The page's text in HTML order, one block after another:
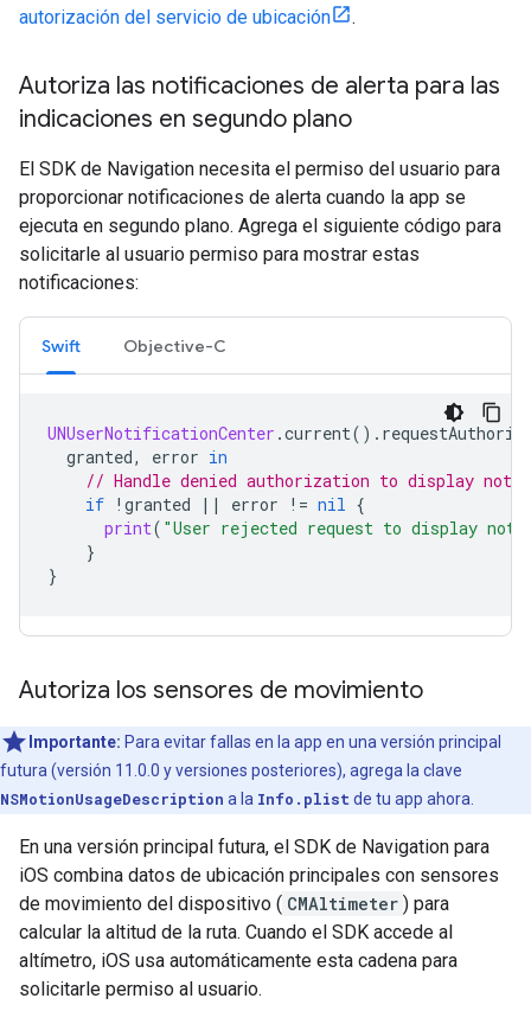
autorización del servicio de ubicación .
Autoriza las notificaciones de alerta para las
indicaciones en segundo plano
El SDK de Navigation necesita el permiso del usuario para
proporcionar notificaciones de alerta cuando la app se
ejecuta en segundo plano. Agrega el siguiente código para
solicitarle al usuario permiso para mostrar estas
notificaciones:
Swift Objective-C
UNUserNotificationCenter .current().
granted, error in
// Handle denied authorization to display
if ! granted || error != nil {
print( "User rejected request to display
}
}
Autoriza los sensores de movimiento
Importante: Para evitar fallas en la app en una versión principal
futura (versión 11.0.0 y versiones posteriores), agrega la clave
NSMotionUsageDescription a la Info.plist de tu app ahora.
En una versión principal futura, el SDK de Navigation para
iOS combina datos de ubicación principales con sensores
de movimiento del dispositivo ( CMAltimeter ) para
calcular la altitud de la ruta. Cuando el SDK accede al
altímetro, iOS usa automáticamente esta cadena para
solicitarle permiso al usuario.